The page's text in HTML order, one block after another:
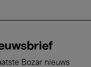
Bozar nieuws